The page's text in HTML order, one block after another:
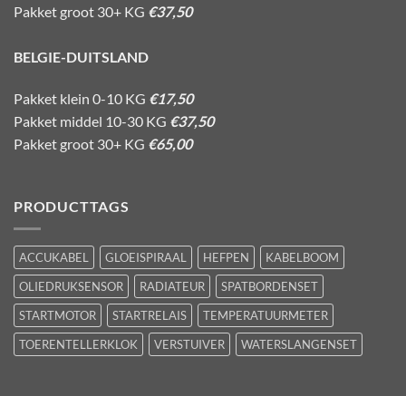
Pakket groot 30+ KG €37,50
BELGIE-DUITSLAND
Pakket klein 0-10 KG €17,50
Pakket middel 10-30 KG €37,50
Pakket groot 30+ KG €65,00
PRODUCTTAGS
ACCUKABEL GLOEISPIRAAL HEFPEN
KABELBOOM
OLIEDRUKSENSOR
RADIATEUR
SPATBORDENSET
STARTMOTOR
STARTRELAIS
TEMPERATUURMETER
TOERENTELLERKLOK
VERSTUIVER WATERSLANGENSET